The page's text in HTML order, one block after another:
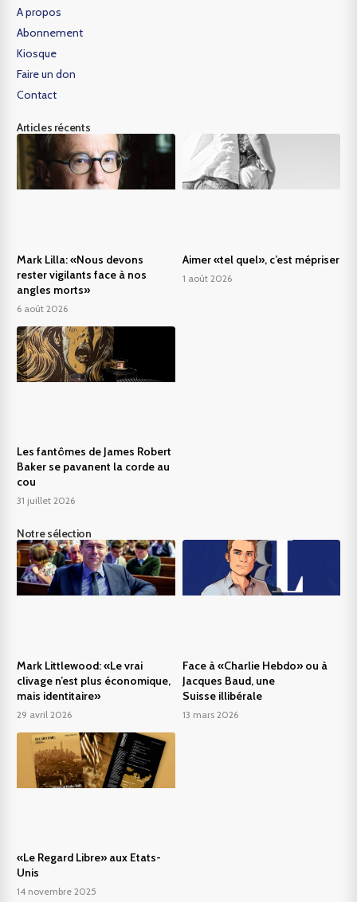
A propos
Abonnement
Kiosque
Faire un don
Contact
Articles récents
Mark Lilla: «Nous devons
rester vigilants face à nos
angles morts»
6 août 2026
Aimer «tel quel», c’est mépriser
1 août 2026
Les fantômes de James Robert
Baker se pavanent la corde au
cou
31 juillet 2026
Notre sélection
Mark Littlewood: «Le vrai
clivage n’est plus économique,
mais identitaire»
29 avril 2026
Face à «Charlie Hebdo» ou à
Jacques Baud, une
Suisse illibérale
13 mars 2026
«Le Regard Libre» aux Etats-
Unis
14 novembre 2025